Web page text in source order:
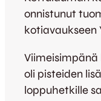
onnistunut
kotiavaukseen
Viimeisimpänä
oli pisteiden
loppuhetkille